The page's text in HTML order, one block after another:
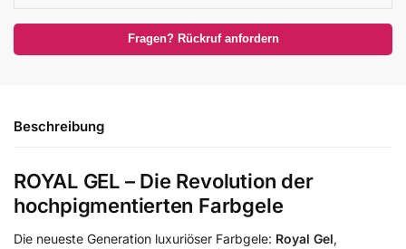
Fragen? Rückruf anfordern
Beschreibung
ROYAL GEL – Die Revolution der
hochpigmentierten Farbgele
Die neueste Generation luxuriöser Farbgele: Royal Gel,